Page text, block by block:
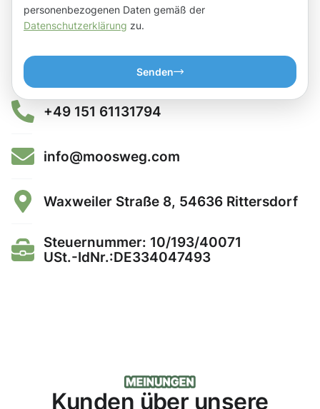
personenbezogenen Daten gemäß der
Datenschutzerklärung zu.
Senden
+49 151 61131794
info@moosweg.com
Waxweiler Straße 8, 54636 Rittersdorf
Steuernummer: 10/193/40071
USt.-IdNr.:DE334047493
Kunden über unsere